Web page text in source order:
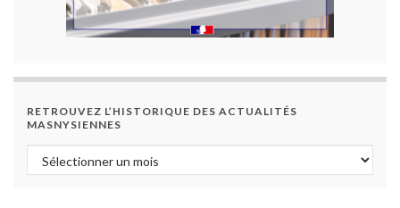
RETROUVEZ L’HISTORIQUE DES ACTUALITÉS
MASNYSIENNES
Retrouvez l’historique des actualités masnysiennes